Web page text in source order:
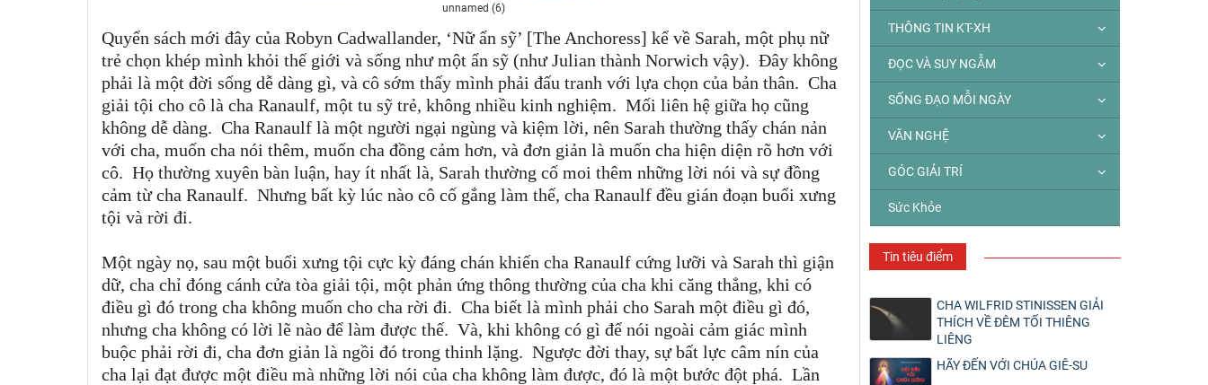
unnamed (6)
Quyển sách mới đây của Robyn Cadwallander, ‘Nữ ẩn sỹ’ [The Anchoress] kể về Sarah, một phụ nữ
trẻ chọn khép mình khỏi thế giới và sống như một ẩn sỹ (như Julian thành Norwich vậy). Đây không
phải là một đời sống dễ dàng gì, và cô sớm thấy mình phải đấu tranh với lựa chọn của bản thân. Cha
giải tội cho cô là cha Ranaulf, một tu sỹ trẻ, không nhiều kinh nghiệm. Mối liên hệ giữa họ cũng
không dễ dàng. Cha Ranaulf là một người ngại ngùng và kiệm lời, nên Sarah thường thấy chán nản
với cha, muốn cha nói thêm, muốn cha đồng cảm hơn, và đơn giản là muốn cha hiện diện rõ hơn với
cô. Họ thường xuyên bàn luận, hay ít nhất là, Sarah thường cố moi thêm những lời nói và sự đồng
cảm từ cha Ranaulf. Nhưng bất kỳ lúc nào cô cố gắng làm thế, cha Ranaulf đều gián đoạn buổi xưng
tội và rời đi.
Một ngày nọ, sau một buổi xưng tội cực kỳ đáng chán khiến cha Ranaulf cứng lưỡi và Sarah thì giận
dữ, cha chỉ đóng cánh cửa tòa giải tội, một phản ứng thông thường của cha khi căng thẳng, khi có
điều gì đó trong cha không muốn cho cha rời đi. Cha biết là mình phải cho Sarah một điều gì đó,
nhưng cha không có lời lẽ nào để làm được thế. Và, khi không có gì để nói ngoài cảm giác mình
buộc phải rời đi, cha đơn giản là ngồi đó trong thinh lặng. Ngược đời thay, sự bất lực câm nín của
cha lại đạt được một điều mà những lời nói của cha không làm được, đó là một bước đột phá. Lần
THÔNG TIN KT-XH
ĐỌC VÀ SUY NGẪM
SỐNG ĐẠO MỖI NGÀY
VĂN NGHỆ
GÓC GIẢI TRÍ
Sức Khỏe
Tin tiêu điểm
CHA WILFRID STINISSEN GIẢI
THÍCH VỀ ĐÊM TỐI THIÊNG
LIÊNG
HÃY ĐẾN VỚI CHÚA GIÊ-SU